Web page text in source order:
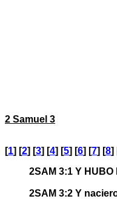
2 Samuel 3
[1] [2] [3] [4] [5] [6] [7] [8]
2SAM 3:1 Y
2SAM 3:2 Y